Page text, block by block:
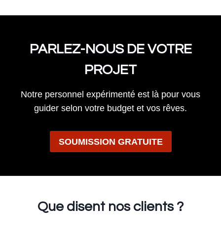
PARLEZ-NOUS DE VOTRE
PROJET
Notre personnel expérimenté est là pour vous
guider selon votre budget et vos rêves.
SOUMISSION GRATUITE
Que disentnos clients ?